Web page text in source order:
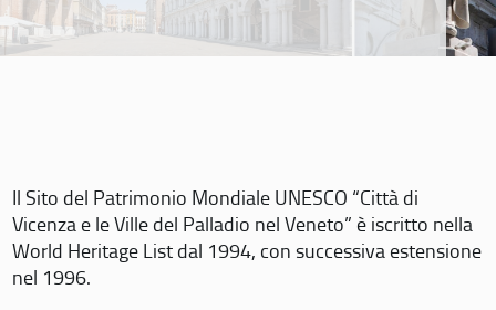
Il Sito del Patrimonio Mondiale UNESCO “Città di
Vicenza e le Ville del Palladio nel Veneto” è iscritto nella
World Heritage List dal 1994, con successiva estensione
nel 1996.